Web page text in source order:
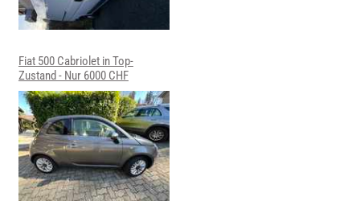
Fiat 500 Cabriolet in Top-
Zustand - Nur 6000 CHF